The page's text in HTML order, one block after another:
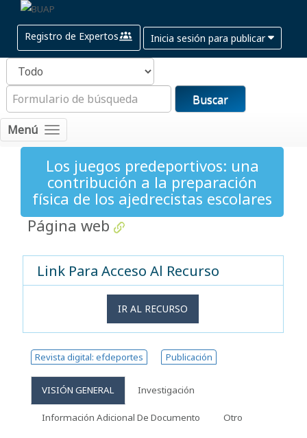
Registro de Expertos Inicia sesión para publicar
Buscar
Menú
Los juegos predeportivos: una
contribución a la preparación
física de los ajedrecistas escolares
Página web
Link Para Acceso Al Recurso
IR AL RECURSO
Revista digital: efdeportes Publicación
VISIÓN GENERAL Investigación
Información Adicional De Documento Otro